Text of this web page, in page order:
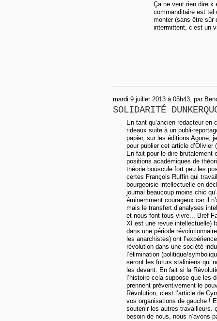
Ça ne veut rien dire x
commanditaire est tel
monter (sans être sûr
intermittent, c’est un
mardi 9 juillet 2013 à 05h43, par
SOLIDARITÉ
En tant qu’ancien rédacteur
rideaux suite à un publi-
papier, sur les éditions Agone,
pour publier cet article d’Olivier
En fait pour le dire brutalement
positions académiques de
théorie bouscule fort peu les
certes François Ruffin qui
bourgeoisie intellectuelle en
journal beaucoup moins chic
éminemment courageux car il
mais le transfert d’analyses
et nous font tous vivre... Bref
XI est une revue intellectuelle)
dans une période
les anarchistes) ont
révolution dans une société
l’élimination (politique/
seront les futurs staliniens qui
les devant. En fait si la
l’histoire cela suppose que les
prennent préventivement le
Révolution, c’est l’article de
vos organisations de gauche !
soutenir les autres travailleurs.
besoin de nous, nous n’avons